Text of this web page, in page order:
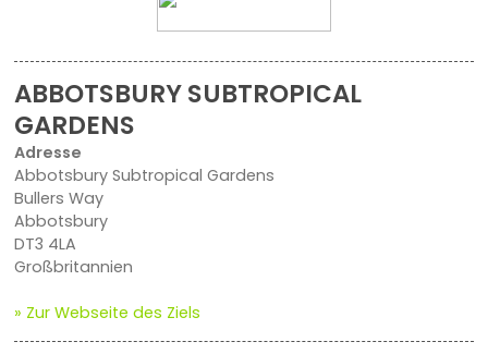
ABBOTSBURY SUBTROPICAL
GARDENS
Adresse
Abbotsbury Subtropical Gardens
Bullers Way
Abbotsbury
DT3 4LA
Großbritannien
» Zur Webseite des Ziels